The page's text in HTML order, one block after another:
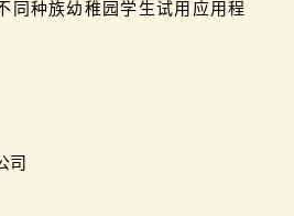
同种族幼稚园学生试用应用程
司